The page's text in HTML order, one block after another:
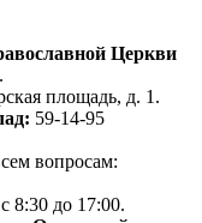
Церкви
площадь, д. 1.
59-14-95
вопросам:
8:30 до 17:00.